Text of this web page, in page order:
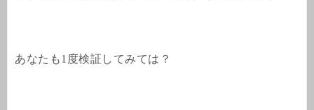
あなたも1度検証してみては？